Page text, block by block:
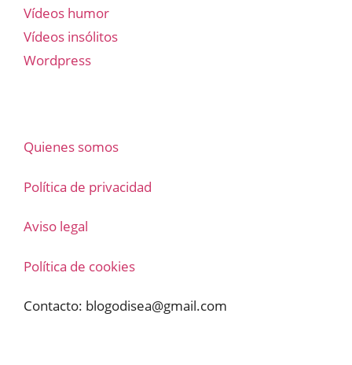
Vídeos humor
Vídeos insólitos
Wordpress
Quienes somos
Política de privacidad
Aviso legal
Política de cookies
Contacto: blogodisea@gmail.com